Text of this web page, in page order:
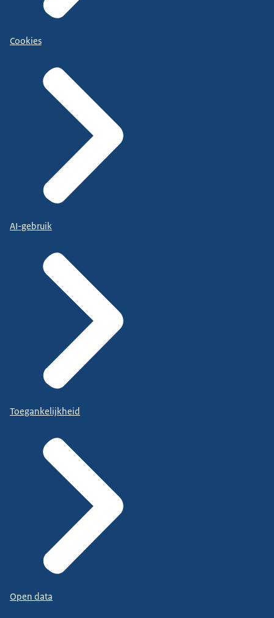
Cookies
AI-gebruik
Toegankelijkheid
Open data